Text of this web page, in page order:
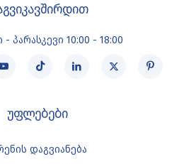
პარასკევი 10:00 - 18:00
უფლებები
დაგვიანება